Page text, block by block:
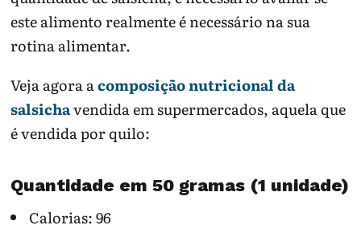
este alimento realmente é necessário na sua
rotina alimentar.
Veja agora acomposição nutricional da
salsichavendida em supermercados, aquela que
é vendida por quilo:
Quantidade em 50 gramas (1 unidade)
Calorias: 96